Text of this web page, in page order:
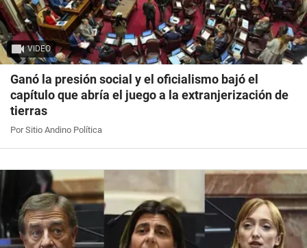
VIDEO
Ganó la presión social y el oficialismo bajó el
capítulo que abría el juego a la extranjerización de
tierras
Por Sitio Andino Política